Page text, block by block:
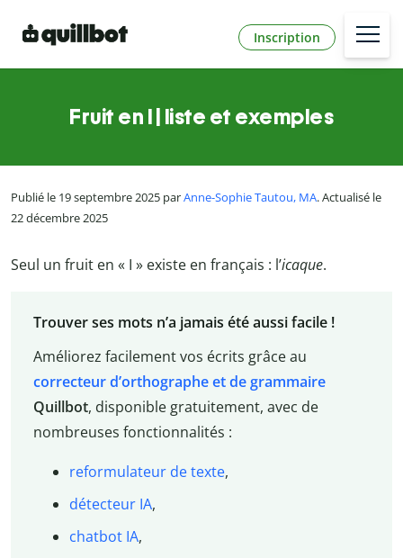
Inscription
Fruit en I | liste et exemples
Publié le 19 septembre 2025 parAnne-Sophie Tautou, MA. Actualisé le
22 décembre 2025
Seul un fruit en « I » existe en français : l’icaque.
Trouver ses mots n’a jamais été aussi facile !
Améliorez facilement vos écrits grâce au
correcteur d’orthographe et de grammaire
Quillbot, disponible gratuitement, avec de
nombreuses fonctionnalités :
reformulateur de texte,
détecteur IA,
chatbot IA,